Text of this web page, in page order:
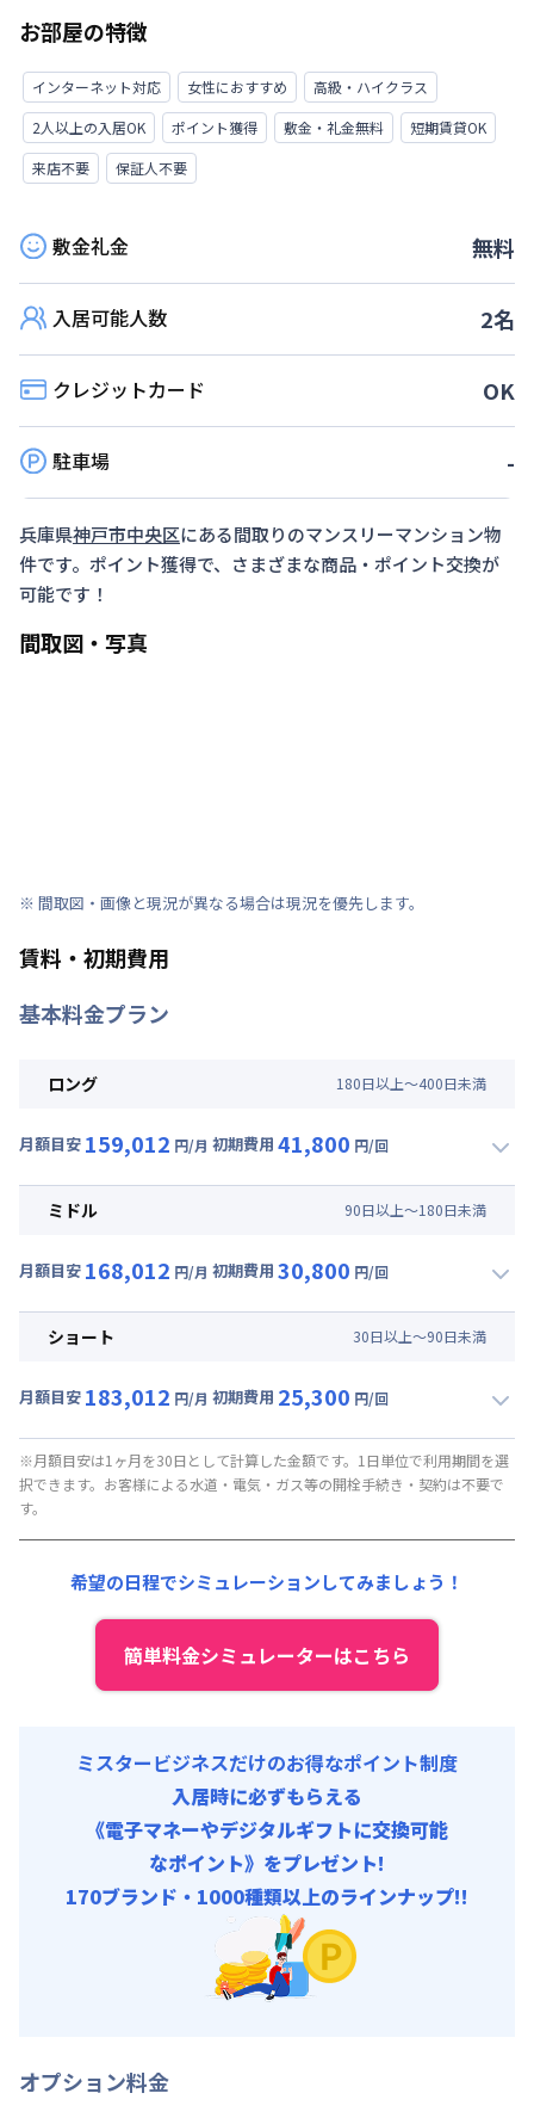
お部屋の特徴
インターネット対応 女性におすすめ
高級・ハイクラス
2人以上の入居OK
ポイント獲得 敷金・礼金無料
短期賃貸OK
来店不要
保証人不要
敷金礼金 無料
入居可能人数 2名
クレジットカード OK
駐車場 -
兵庫県神戸市中央区にある間取りのマンスリーマンション物
件です。ポイント獲得で、さまざまな商品・ポイント交換が
可能です！
間取図・写真
※ 間取図・画像と現況が異なる場合は現況を優先します。
賃料・初期費用
基本料金プラン
ロング 180日以上～400日未満
月額目安 159,012 円/月 初期費用 41,800 円/回
月額賃料目安(30日利用)
光熱費他 : 40,920円/月 (1,364円/日) (税抜)
ミドル 90日以上～180日未満
月額目安 168,012 円/月 初期費用 30,800 円/回
月額賃料目安(30日利用)
光熱費他 : 40,920円/月 (1,364円/日) (税抜)
ショート 30日以上～90日未満
月額目安 183,012 円/月 初期費用 25,300 円/回
月額賃料目安(30日利用)
賃料 : 138,000円/月 (4,600円/日)
光熱費他 :
※月額目安は1ヶ月を30日として計算した金額です。1日単位で利用期間を選
択できます。お客様による水道・電気・ガス等の開栓手続き・契約は不要で
す。
希望の日程でシミュレーションしてみましょう！
簡単料金シミュレーターはこちら
ミスタービジネスだけのお得なポイント制度
入居時に必ずもらえる
《電子マネーやデジタルギフトに交換可能
なポイント》をプレゼント!
170ブランド・1000種類以上のラインナップ!!
オプション料金